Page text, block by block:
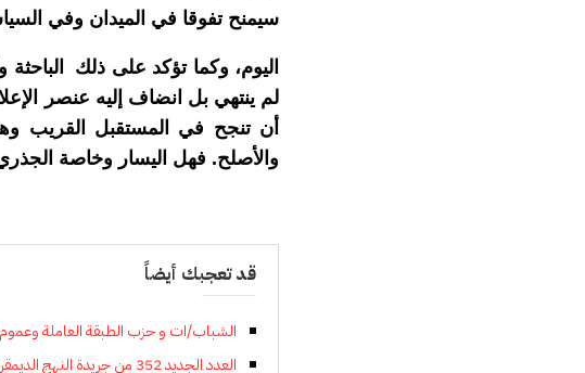
سيمنح تفوقا في الميدان وفي
اليوم، وكما تؤكد على ذلك
لم ينتهي بل انضاف إليه عنصر
أن تنجح في المستقبل القريب
والأصلح. فهل اليسار وخاصة
قد تعجبك أيضاً
الشباب/ات و حزب الطبقة العاملة
العدد الجديد 352 من جريدة النهج الديمقراطي كاملا pdf